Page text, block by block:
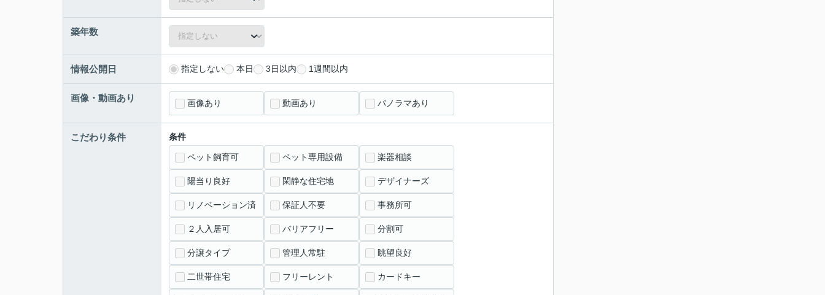
築年数
情報公開日 指定しない 本日 3日以内 1週間以内
画像・動画あり 画像あり 動画あり パノラマあり
こだわり条件 条件
ペット飼育可 ペット専用設備 楽器相談
陽当り良好 閑静な住宅地 デザイナーズ
リノベーション済 保証人不要 事務所可
２人入居可 バリアフリー 分割可
分譲タイプ 管理人常駐 眺望良好
二世帯住宅 フリーレント カードキー